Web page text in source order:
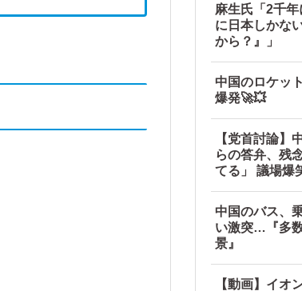
麻生氏「2千
に日本しかな
から？』」
中国のロケッ
爆発🚀💥
【党首討論】
らの答弁、残
てる」 議場爆
中国のバス、
い激突…『多
景』
【動画】イオ